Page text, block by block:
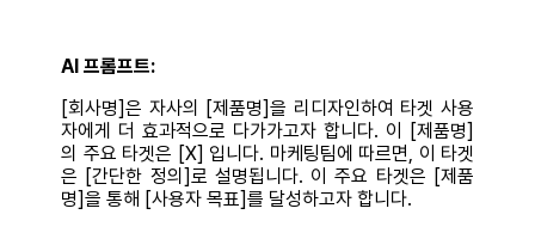
AI 프롬프트:
[회사명]은 자사의 [제품명]을 리디자인하여 타겟 사용
자에게 더 효과적으로 다가가고자 합니다. 이 [제품명]
의 주요 타겟은 [X] 입니다. 마케팅팀에 따르면, 이 타겟
은 [간단한 정의]로 설명됩니다. 이 주요 타겟은 [제품
명]을 통해 [사용자 목표]를 달성하고자 합니다.